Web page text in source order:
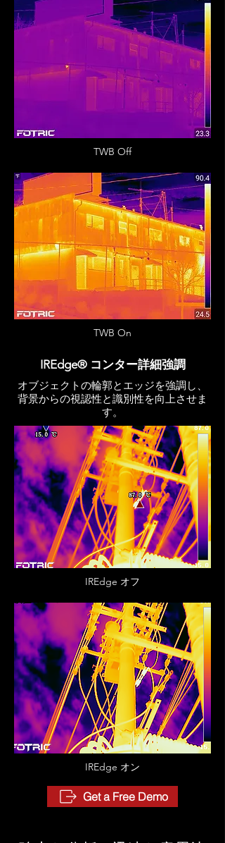
TWB Off
TWB On
IREdge® コンター詳細強調
オブジェクトの輪郭とエッジを強調し、
背景からの視認性と識別性を向上させま
す。
IREdge オフ
IREdge オン
Get a Free Demo